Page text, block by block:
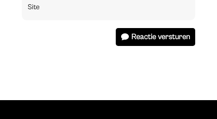
Reactie versturen